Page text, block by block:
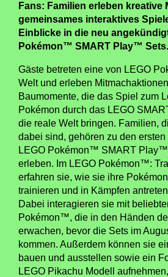
Fans: Familien erleben kreative
gemeinsames interaktives
Einblicke in die neu
Pokémon™ SMART Play™ Sets.
Gäste betreten eine von LEGO
Welt und erleben
Baumomente, die das Spiel zum
Pokémon durch das LEGO
die reale Welt bringen. Familien,
dabei sind, gehören zu den
LEGO Pokémon™ SMART Play™
erleben. Im LEGO Pokémon™:
erfahren sie, wie sie ihre
trainieren und in Kämpfen
Dabei interagieren sie mit
Pokémon™, die in den Händen
erwachen, bevor die Sets im
kommen. Außerdem können sie
bauen und ausstellen sowie ein
LEGO Pikachu Modell